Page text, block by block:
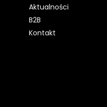
Aktualności
B2B
Kontakt